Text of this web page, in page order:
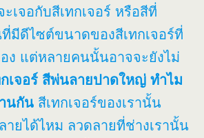
เจอกับสีเทกเจอร์ หรือสีที่
มีดีไซต์ขนาดของสีเทกเจอร์ที่
อง แต่หลายคนนั้นอาจจะยังไม่
กเจอร์ สีพ่นลายปาดใหญ่ ทำไม
นกัน สีเทกเจอร์ของเรานั้น
ายได้ไหม ลวดลายที่ช่างเรานั้น